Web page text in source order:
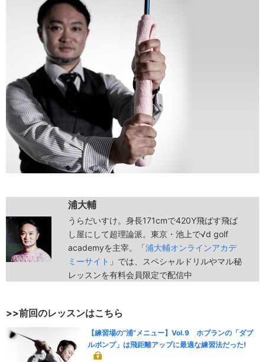
浦大輔
うらだいすけ。身長171cmで420Y飛ばす飛ば
し屋にして超理論派。東京・池上で√d golf
academyを主宰。「浦大輔オンラインアカデ
ミーサイト 」では、スペシャルドリルやマル秘
レッスンを有料会員限定で配信中
>>前回のレッスンはこちら
【練習場の“浦”メニュー】Vol.9 ホブランの「ダブ
ルポンプ」は飛距離アップに最適な練習法だった!